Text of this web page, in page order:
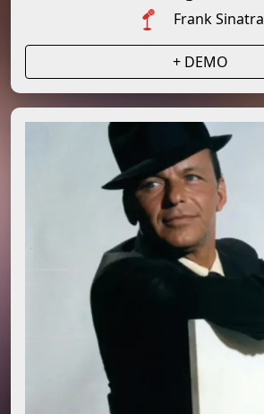
Frank Sinatra
+ DEMO